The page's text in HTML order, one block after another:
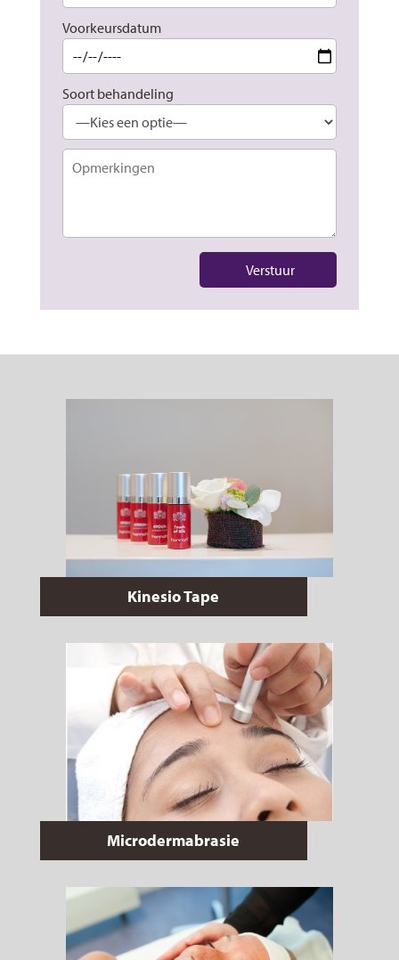
Voorkeursdatum
Soort behandeling
Kinesio Tape
Microdermabrasie